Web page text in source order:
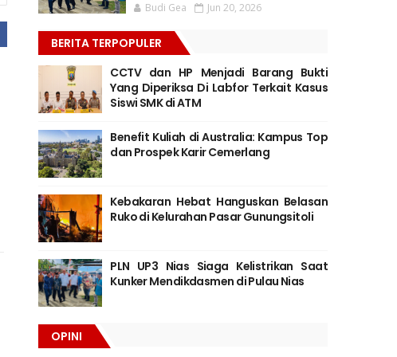
Budi Gea Jun 20, 2026
BERITA TERPOPULER
CCTV dan HP Menjadi Barang Bukti
Yang Diperiksa Di Labfor Terkait Kasus
Siswi SMK di ATM
Benefit Kuliah di Australia: Kampus Top
dan Prospek Karir Cemerlang
Kebakaran Hebat Hanguskan Belasan
Ruko di Kelurahan Pasar Gunungsitoli
PLN UP3 Nias Siaga Kelistrikan Saat
Kunker Mendikdasmen di Pulau Nias
OPINI